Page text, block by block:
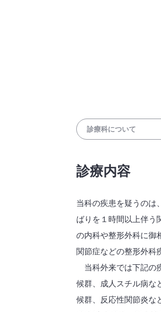
診療科について
診療内容
当科の疾患を疑うのは
ばりを１時間以上伴う
の内科や整形外科に御
関節症などの整形外科
当科外来では下記の
候群、成人スチル病な
候群、反応性関節炎な